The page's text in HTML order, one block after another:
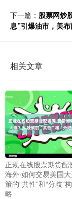
下一篇： 股票网炒
息”引爆油市，美
相关文章
正规在线股票期货配
海外·如何交易美国
策的“共性”和“分歧”
略